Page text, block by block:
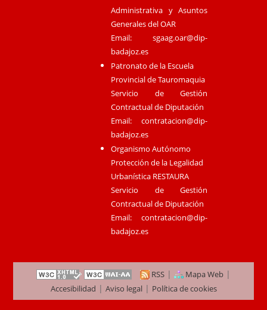
Administrativa y Asuntos
Generales del OAR
Email:sgaag.oar@dip-
badajoz.es
Patronato de la Escuela
Provincial de Tauromaquia
Servicio de Gestión
Contractual de Diputación
Email:contratacion@dip-
badajoz.es
Organismo Autónomo
Protección de la Legalidad
Urbanística RESTAURA
Servicio de Gestión
Contractual de Diputación
Email:contratacion@dip-
badajoz.es
RSS | Mapa Web |
Accesibilidad | Aviso legal| Política de cookies